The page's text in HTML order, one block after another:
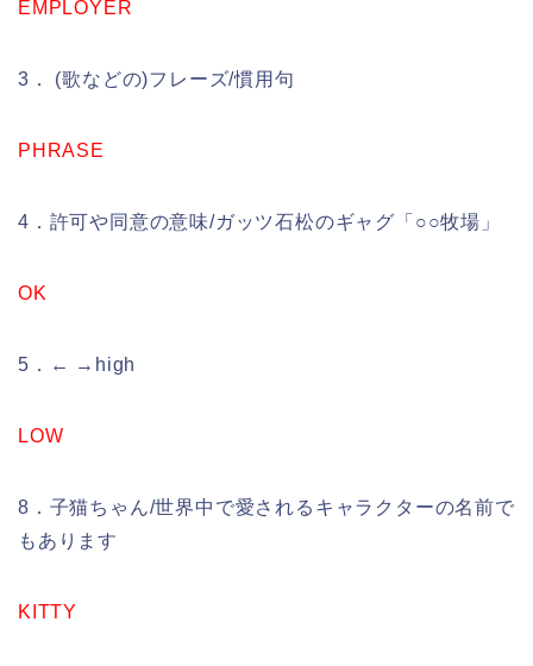
EMPLOYER
3． (歌などの)フレーズ/慣用句
PHRASE
4．許可や同意の意味/ガッツ石松のギャグ「○○牧場」
OK
5．← →high
LOW
8．子猫ちゃん/世界中で愛されるキャラクターの名前で
もあります
KITTY